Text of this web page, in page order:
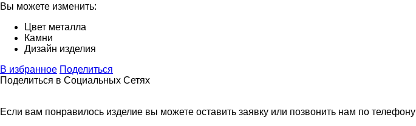
Вы можете изменить:
Цвет металла
Камни
Дизайн изделия
В избранное Поделиться
Поделиться в Социальных Сетях
Если вам понравилось изделие вы можете оставить заявку или позвонить нам по телефону